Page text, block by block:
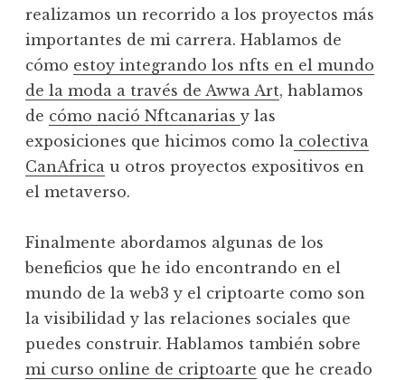
realizamos un recorrido a los proyectos más
importantes de mi carrera. Hablamos de
cómo estoy integrando los nfts en el mundo
de la moda a través de Awwa Art, hablamos
de cómo nació Nftcanarias y las
exposiciones que hicimos como la colectiva
CanAfrica u otros proyectos expositivos en
el metaverso.
Finalmente abordamos algunas de los
beneficios que he ido encontrando en el
mundo de la web3 y el criptoarte como son
la visibilidad y las relaciones sociales que
puedes construir. Hablamos también sobre
mi curso online de criptoarte que he creado